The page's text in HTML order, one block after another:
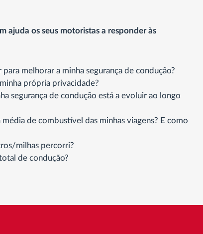
ajuda os seus motoristas a responder às
melhorar a minha segurança de condução?
própria privacidade?
segurança de condução está a evoluir ao longo
de combustível das minhas viagens? E como
milhas percorri?
de condução?